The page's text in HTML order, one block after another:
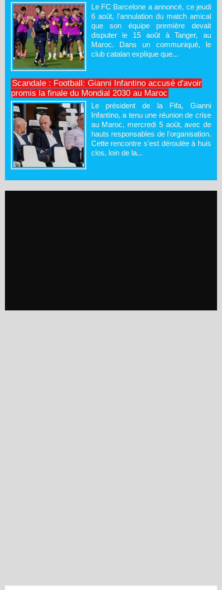
Le FC Barcelone a annoncé, ce jeudi
6 août, l'annulation du match amical
que son équipe première devait
disputer le 15 août à Tanger, au
Maroc. Dans un communiqué, le
club catalan explique que...
Scandale : Football: Gianni Infantino accusé d'avoir
promis la finale du Mondial 2030 au Maroc
Le président de la Fifa, Gianni
Infantino, a tenu une réunion de crise
au Maroc, mercredi 5 août, avec de
hauts responsables de l'organisation.
Cette rencontre s'est déroulée à huis
clos, loin de la...